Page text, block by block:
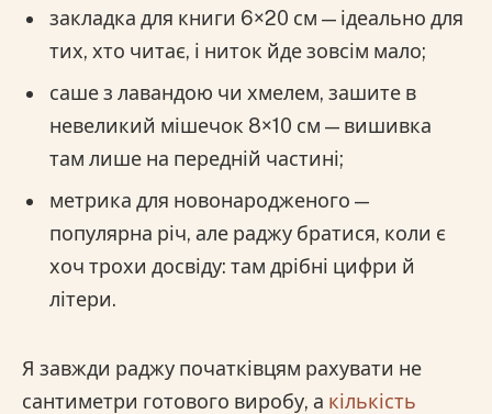
закладка для книги 6×20 см — ідеально для
тих, хто читає, і ниток йде зовсім мало;
саше з лавандою чи хмелем, зашите в
невеликий мішечок 8×10 см — вишивка
там лише на передній частині;
метрика для новонародженого —
популярна річ, але раджу братися, коли є
хоч трохи досвіду: там дрібні цифри й
літери.
Я завжди раджу початківцям рахувати не
сантиметри готового виробу, а кількість